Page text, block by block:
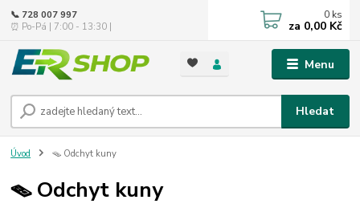
Menu
Hledat
📞 728 007 997
⏰ Po-Pá | 7:00 - 13:30 |
0 ks
za 0,00 Kč
Úvod 🪤 Odchyt kuny
🪤 Odchyt kuny